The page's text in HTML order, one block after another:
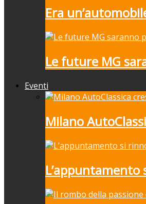
Era
Le future MG
Eventi
Milano